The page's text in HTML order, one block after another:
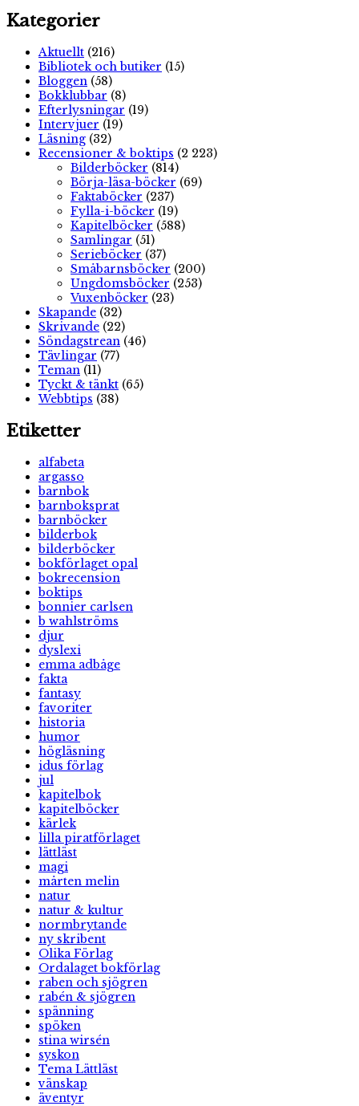
Kategorier
Aktuellt (216)
Bibliotek och butiker (15)
Bloggen (58)
Bokklubbar (8)
Efterlysningar (19)
Intervjuer (19)
Läsning (32)
Recensioner & boktips (2 223)
Bilderböcker (814)
Börja-läsa-böcker (69)
Faktaböcker (237)
Fylla-i-böcker (19)
Kapitelböcker (588)
Samlingar (51)
Serieböcker (37)
Småbarnsböcker (200)
Ungdomsböcker (253)
Vuxenböcker (23)
Skapande (32)
Skrivande (22)
Söndagstrean (46)
Tävlingar (77)
Teman (11)
Tyckt & tänkt (65)
Webbtips (38)
Etiketter
alfabeta
argasso
barnbok
barnboksprat
barnböcker
bilderbok
bilderböcker
bokförlaget opal
bokrecension
boktips
bonnier carlsen
b wahlströms
djur
dyslexi
emma adbåge
fakta
fantasy
favoriter
historia
humor
högläsning
idus förlag
jul
kapitelbok
kapitelböcker
kärlek
lilla piratförlaget
lättläst
magi
mårten melin
natur
natur & kultur
normbrytande
ny skribent
Olika Förlag
Ordalaget bokförlag
raben och sjögren
rabén & sjögren
spänning
spöken
stina wirsén
syskon
Tema Lättläst
vänskap
äventyr